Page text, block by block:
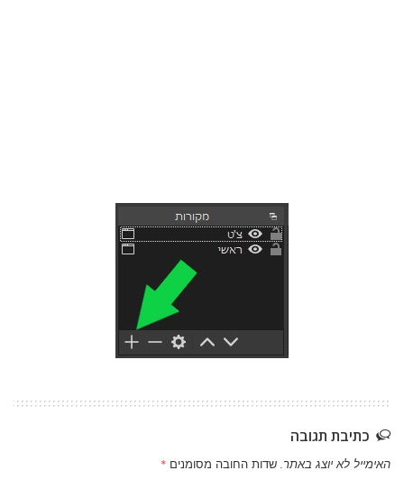
כתיבת תגובה
האימייל לא יוצג באתר. שדות החובה מסומנים *